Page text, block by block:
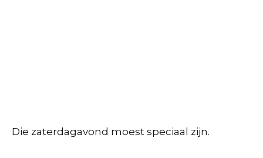
Die zaterdagavond moest speciaal zijn.